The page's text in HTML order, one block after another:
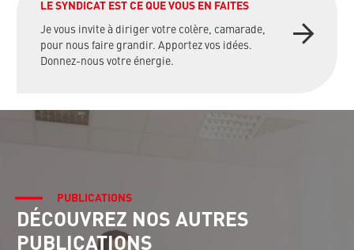
LE SYNDICAT EST CE QUE VOUS EN FAITES
Je vous invite à diriger votre colère, camarade,
pour nous faire grandir. Apportez vos idées.
Donnez-nous votre énergie.
PUBLICATIONS
DÉCOUVREZ NOS AUTRES
PUBLICATIONS